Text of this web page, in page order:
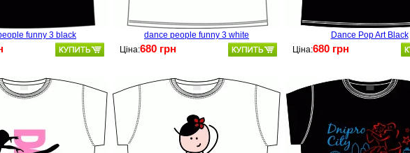
funny 3 black
dance people funny 3 white
Ціна:680 грн
Dance Pop Art Black
Ціна:680 грн